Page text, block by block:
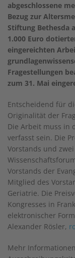
abgeschlossene
Bezug zur
Stiftung Bethesda
1.000 Euro
eingereichten
Fragestellungen
zum 31. Mai
Entscheidend für
Originalität der
Die Arbeit muss in
verfasst sein. Die
Vorstands und
Vorstands der
Mitglied des
Geriatrie. Die
Kongresses in
elektronischer
Alexander Rösler,
Mehr